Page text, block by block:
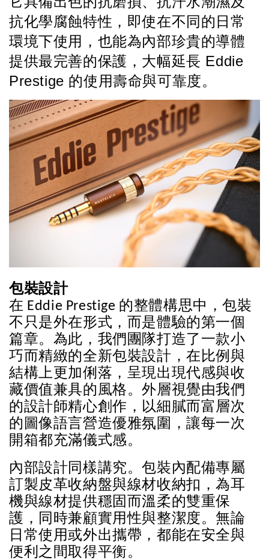
抗化學腐蝕特性，即使在不同的日常
環境下使用，也能為內部珍貴的導體
提供最完善的保護，大幅延長 Eddie
Prestige 的使用壽命與可靠度。
包裝設計
在 Eddie Prestige 的整體構思中，包裝
不只是外在形式，而是體驗的第一個
篇章。為此，我們團隊打造了一款小
巧而精緻的全新包裝設計，在比例與
結構上更加俐落，呈現出現代感與收
藏價值兼具的風格。外層視覺由我們
的設計師精心創作，以細膩而富層次
的圖像語言營造優雅氛圍，讓每一次
開箱都充滿儀式感。
內部設計同樣講究。包裝內配備專屬
訂製皮革收納盤與線材收納扣，為耳
機與線材提供穩固而溫柔的雙重保
護，同時兼顧實用性與整潔度。無論
日常使用或外出攜帶，都能在安全與
便利之間取得平衡。